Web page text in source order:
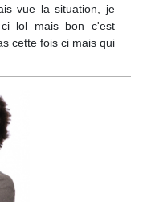
vue la situation, je
lol mais bon c'est
cette fois ci mais qui